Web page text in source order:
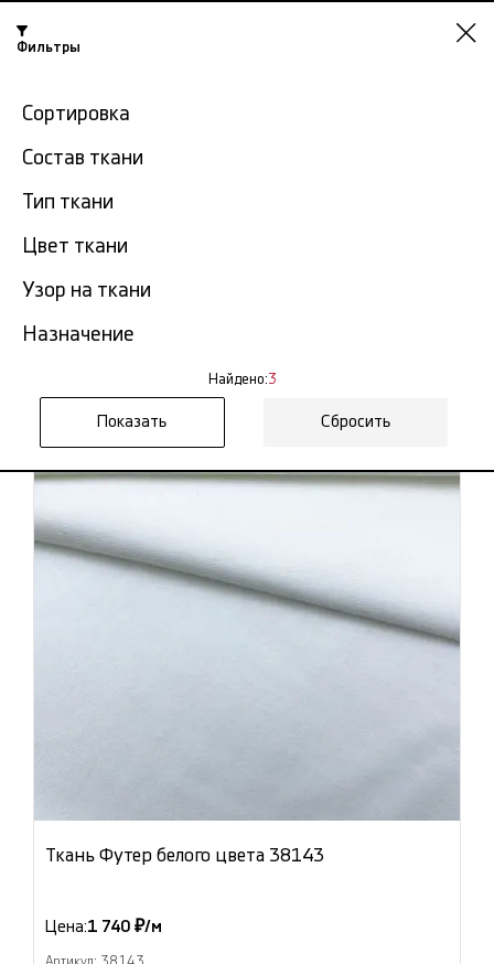
Челябинск
-15% на ткани по промокоду NY15
ГлавнаяТкань футер
Футер однотонный в
Челябинске
Фильтр
Фильтры
Сортировка
Состав ткани
Тип ткани
Цвет ткани
Узор на ткани
Назначение
Найдено:3
Сбросить
Ткань Футер белого цвета 38143
Цена:1 740 ₽/м
Артикул: 38143